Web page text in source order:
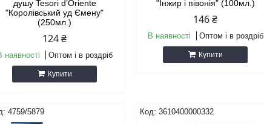
душу Tesori d’Oriente
"Королівський уд Ємену"
(250мл.)
124 ₴
наявності Оптом і в роздріб
Купити
"Інжир і півонія" (100мл.)
146 ₴
В наявності Оптом і в роздріб
Купити
4759/5879 3610400000332